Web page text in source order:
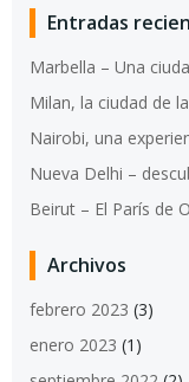
Entradas
Marbella – Una
Milan, la ciudad de
Nairobi, una
Nueva Delhi –
Beirut – El París de
Archivos
febrero 2023 (3)
enero 2023 (1)